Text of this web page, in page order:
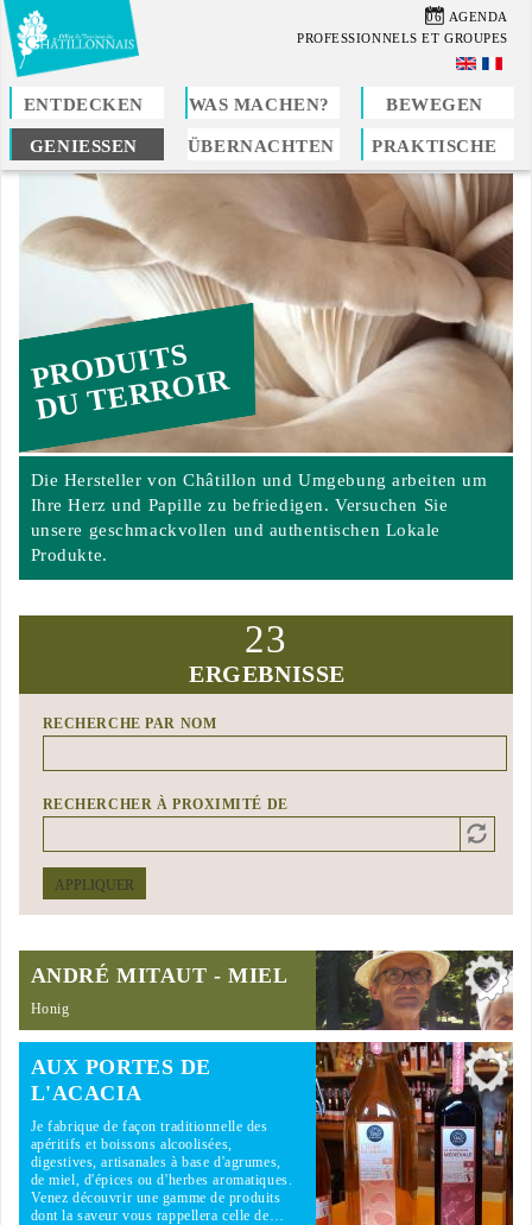
Direkt
zum
Inhalt
06 AGENDA
PROFESSIONNELS ET GROUPES
ENTDECKEN WAS MACHEN? BEWEGEN
GENIESSEN ÜBERNACHTEN PRAKTISCHE
Sie
sind
hier
PRODUITS
DU TERROIR
Die Hersteller von Châtillon und Umgebung arbeiten um
Ihre Herz und Papille zu befriedigen. Versuchen Sie
unsere geschmackvollen und authentischen Lokale
Produkte.
23
ERGEBNISSE
RECHERCHE PAR NOM
RECHERCHER À PROXIMITÉ DE
APPLIQUER
ANDRÉ MITAUT - MIEL
Honig
AUX PORTES DE
L'ACACIA
Je fabrique de façon traditionnelle des
apéritifs et boissons alcoolisées,
digestives, artisanales à base d'agrumes,
de miel, d'épices ou d'herbes aromatiques.
Venez découvrir une gamme de produits
dont la saveur vous rappellera celle de…